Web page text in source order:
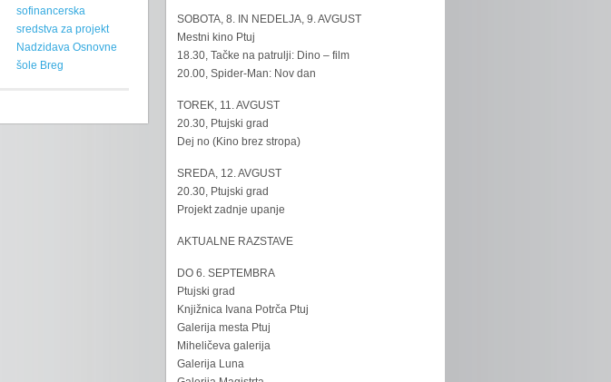
sofinancerska
sredstva za projekt
Nadzidava Osnovne
šole Breg
SOBOTA, 8. IN NEDELJA, 9. AVGUST
Mestni kino Ptuj
18.30, Tačke na patrulji: Dino – film
20.00, Spider-Man: Nov dan
TOREK, 11. AVGUST
20.30, Ptujski grad
Dej no (Kino brez stropa)
SREDA, 12. AVGUST
20.30, Ptujski grad
Projekt zadnje upanje
AKTUALNE RAZSTAVE
DO 6. SEPTEMBRA
Ptujski grad
Knjižnica Ivana Potrča Ptuj
Galerija mesta Ptuj
Miheličeva galerija
Galerija Luna